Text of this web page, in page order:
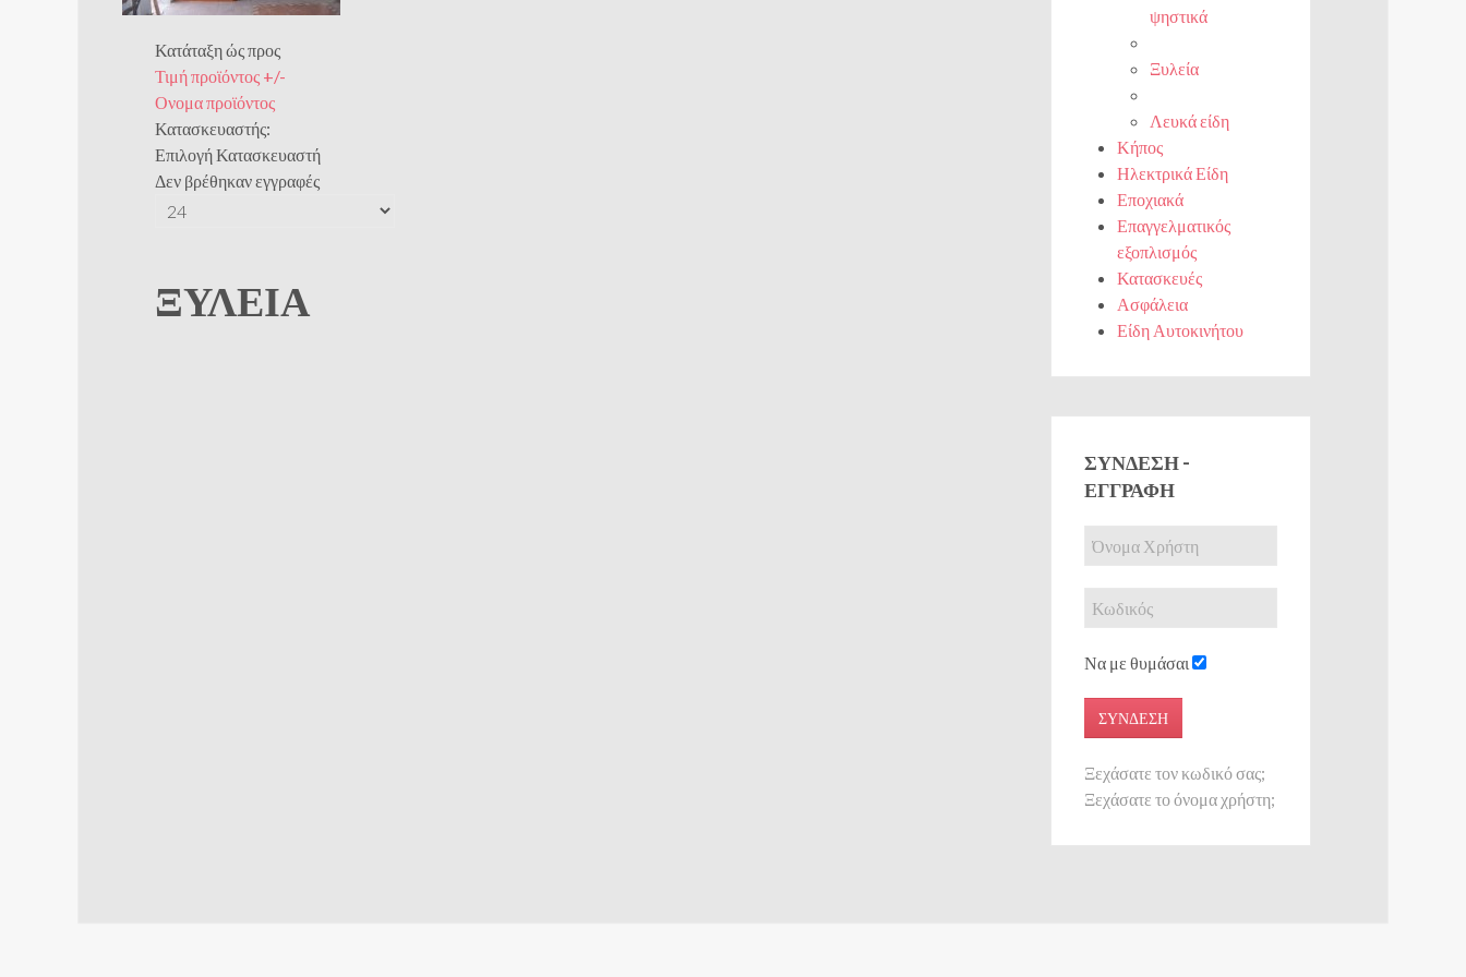
Κατάταξη ώς προς
Τιμή προϊόντος +/-
Ονομα προϊόντος
Κατασκευαστής:
Επιλογή Κατασκευαστή
Δεν βρέθηκαν εγγραφές
ΞΥΛΕΊΑ
ψηστικά
Ξυλεία
Λευκά είδη
Κήπος
Ηλεκτρικά Είδη
Εποχιακά
Επαγγελματικός
εξοπλισμός
Κατασκευές
Ασφάλεια
Είδη Αυτοκινήτου
ΣΎΝΔΕΣΗ -
ΕΓΓΡΑΦΉ
Να με θυμάσαι
ΣΎΝΔΕΣΗ
Ξεχάσατε τον κωδικό σας;
Ξεχάσατε το όνομα χρήστη;